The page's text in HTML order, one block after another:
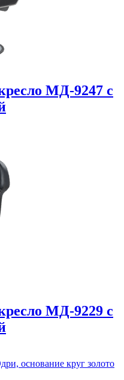
МД-9247 с
МД-9229 с